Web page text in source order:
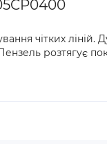
чітких ліній.
розтягує